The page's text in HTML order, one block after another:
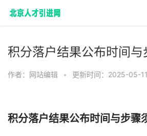
积分落户结果公布时间与
作者：网站编辑 • 更新时间：2025-05-
积分落户结果公布时间与步骤